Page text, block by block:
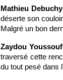
Mathieu
déserte son
Malgré un bon
Zaydou
traversé cette
du tout pesé dans